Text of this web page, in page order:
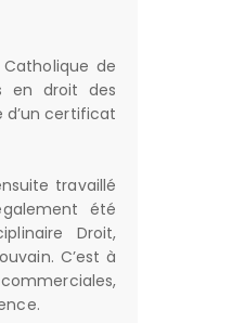
de
en droit des
d’un certificat
travaillé
été
Droit,
C’est à